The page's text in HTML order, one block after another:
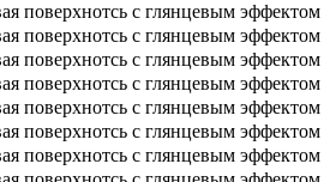
поверхнотсь с глянцевым эффектом
поверхнотсь с глянцевым эффектом
поверхнотсь с глянцевым эффектом
поверхнотсь с глянцевым эффектом
поверхнотсь с глянцевым эффектом
поверхнотсь с глянцевым эффектом
поверхнотсь с глянцевым эффектом